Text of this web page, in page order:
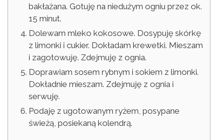
bakłażana. Gotuję na niedużym ogniu przez ok.
15 minut.
Dolewam mleko kokosowe. Dosypuję skórkę
z limonki i cukier. Dokładam krewetki. Mieszam
i zagotowuję. Zdejmuję z ognia.
Doprawiam sosem rybnym i sokiem z limonki.
Dokładnie mieszam. Zdejmuję z ognia i
serwuję.
Podaję z ugotowanym ryżem, posypane
świeżą, posiekaną kolendrą.